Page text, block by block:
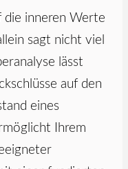
die inneren Werte
sagt nicht viel
lässt
auf den
eines
Ihrem